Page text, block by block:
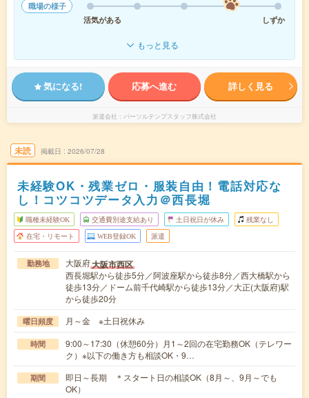
職場の様子
活気がある
しずか
もっと見る
気になる! 応募へ進む 詳しく見る
派遣会社 パーソルテンプスタッフ株式会社
未読 掲載日 2026/07/28
未経験OK・残業ゼロ・服装自由！電話対応な
し！コツコツデータ入力＠西長堀
職種未経験OK 交通費別途支給あり 土日祝日が休み 残業なし
在宅・リモート WEB登録OK 派遣
勤務地 大阪府大阪市西区
西長堀駅から徒歩5分／阿波座駅から徒歩8分／西大橋駅から
徒歩13分／ドーム前千代崎駅から徒歩13分／大正(大阪府)駅
から徒歩20分
曜日頻度 月～金 ※土日祝休み
時間
9:00～17:30（休憩60分）月1～2回の在宅勤務OK（テレワー
ク）※以下の働き方も相談OK・9…
期間
即日～長期 ＊スタート日の相談OK（8月～、9月～でも
OK）